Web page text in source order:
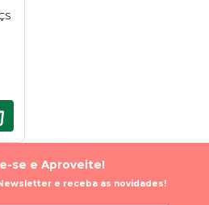
se e Aproveite!
e receba as novidades!